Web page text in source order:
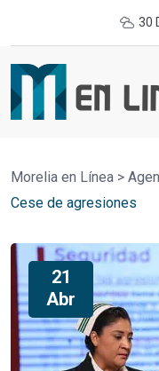
30
Morelia en Línea >
Cese de agresiones
21
Abr